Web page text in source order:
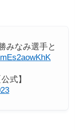
みなみ選手と
式】